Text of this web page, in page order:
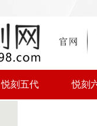
悦刻五代 悦刻